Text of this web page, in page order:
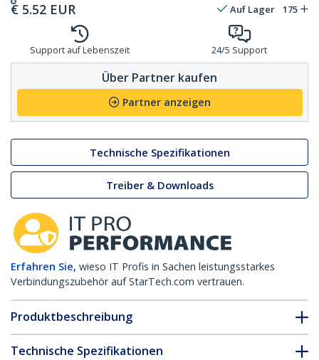
€ 5.52 EUR Auf Lager 175
Support auf Lebenszeit 24/5 Support
Über Partner kaufen
Partner anzeigen
Technische Spezifikationen
Treiber & Downloads
Erfahren Sie, wieso IT Profis in Sachen leistungsstarkes
Verbindungszubehör auf StarTech.com vertrauen.
Produktbeschreibung
Technische Spezifikationen